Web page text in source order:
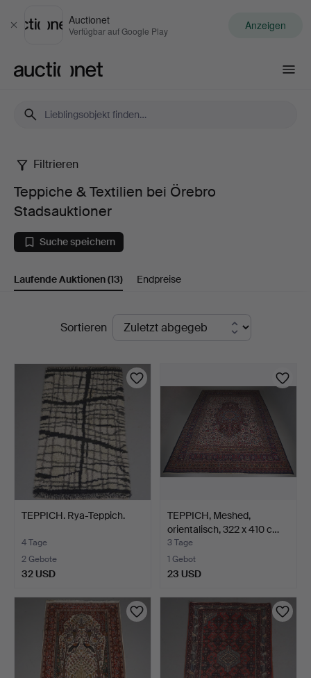
Schließen
Auctionet
Verfügbar auf Google Play Anzeigen
Teppiche
Textilien
bei
Stadsauktioner
Filtrieren
Teppiche & Textilien bei Örebro
Stadsauktioner
Suche speichern
Laufende Auktionen(13) Endpreise
LaufendeSortieren
TEPPICH. Rya-Teppich.
4 Tage
2 Gebote
32 USD
TEPPICH, Meshed,
orientalisch, 322 x 410 c…
3 Tage
1 Gebot
23 USD